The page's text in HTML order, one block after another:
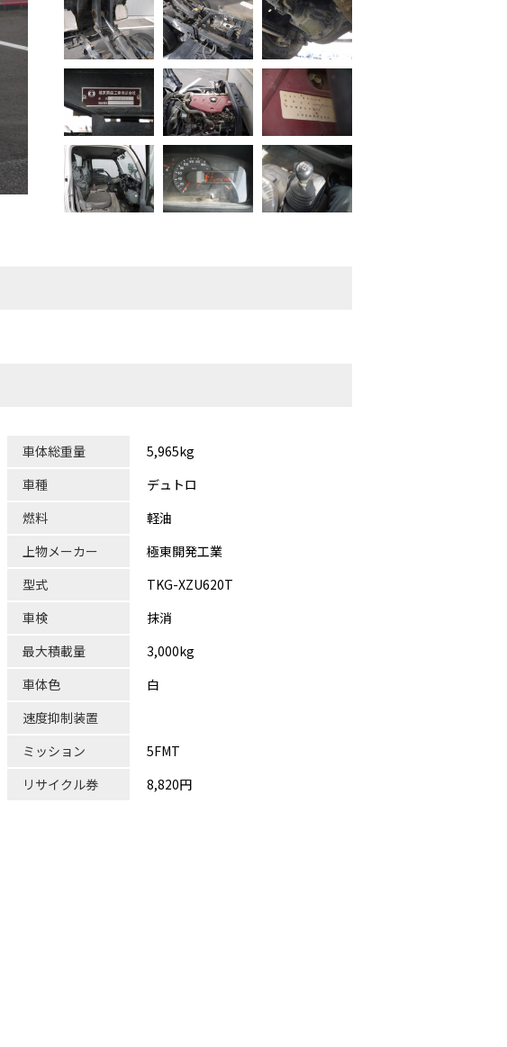
車体総重量
5,965kg
車種
デュトロ
燃料
軽油
上物メーカー
極東開発工業
型式
TKG-XZU620T
車検
抹消
最大積載量
3,000kg
車体色
白
速度抑制装置
ミッション
5FMT
リサイクル券
8,820円